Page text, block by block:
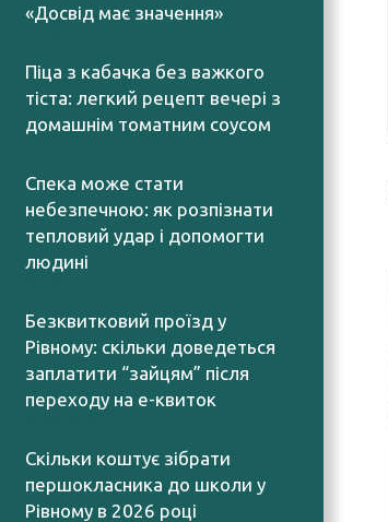
«Досвід має значення»
Піца з кабачка без важкого
тіста: легкий рецепт вечері з
домашнім томатним соусом
Спека може стати
небезпечною: як розпізнати
тепловий удар і допомогти
людині
Безквитковий проїзд у
Рівному: скільки доведеться
заплатити “зайцям” після
переходу на е-квиток
Скільки коштує зібрати
першокласника до школи у
Рівному в 2026 році